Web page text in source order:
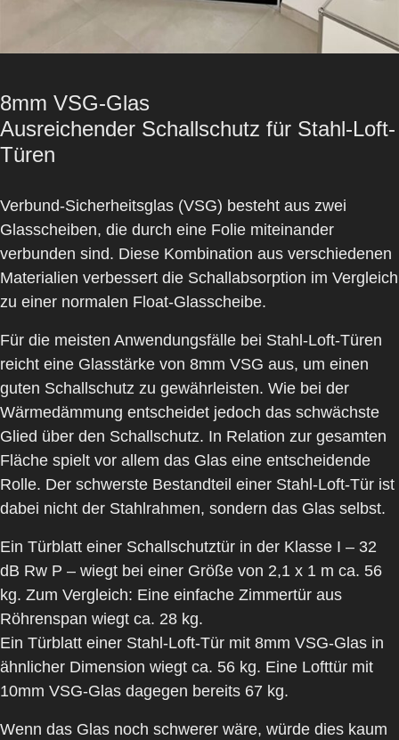
8mm VSG-Glas
Ausreichender Schallschutz für Stahl-Loft-
Türen
Verbund-Sicherheitsglas (VSG) besteht aus zwei
Glasscheiben, die durch eine Folie miteinander
verbunden sind. Diese Kombination aus verschiedenen
Materialien verbessert die Schallabsorption im Vergleich
zu einer normalen Float-Glasscheibe.
Für die meisten Anwendungsfälle bei Stahl-Loft-Türen
reicht eine Glasstärke von 8mm VSG aus, um einen
guten Schallschutz zu gewährleisten. Wie bei der
Wärmedämmung entscheidet jedoch das schwächste
Glied über den Schallschutz. In Relation zur gesamten
Fläche spielt vor allem das Glas eine entscheidende
Rolle. Der schwerste Bestandteil einer Stahl-Loft-Tür ist
dabei nicht der Stahlrahmen, sondern das Glas selbst.
Ein Türblatt einer Schallschutztür in der Klasse I – 32
dB Rw P – wiegt bei einer Größe von 2,1 x 1 m ca. 56
kg. Zum Vergleich: Eine einfache Zimmertür aus
Röhrenspan wiegt ca. 28 kg.
Ein Türblatt einer Stahl-Loft-Tür mit 8mm VSG-Glas in
ähnlicher Dimension wiegt ca. 56 kg. Eine Lofttür mit
10mm VSG-Glas dagegen bereits 67 kg.
Wenn das Glas noch schwerer wäre, würde dies kaum